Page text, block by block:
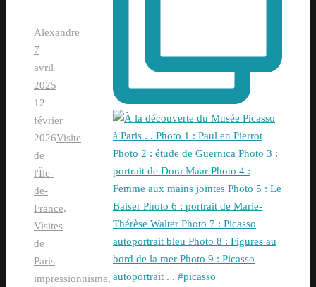
Alexandre
7
avril
2025
12
février
2026Visite
de
l'Île-
de-
France,
Visites
de
Paris
impressionnisme,